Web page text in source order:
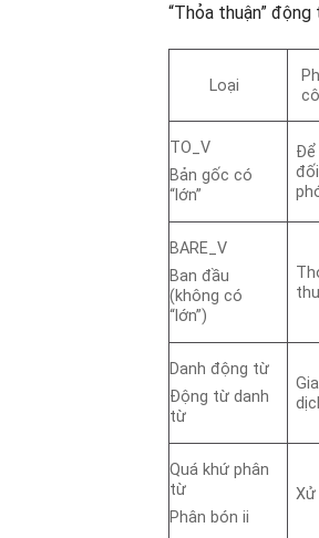
“Thỏa thuận”
Loại
TO_V
Bản gốc có
“lớn”
Để
đối
BARE_V
Ban đầu
(không có
“lớn”)
Danh động từ
Động từ danh
từ
Quá khứ phân
từ
Phân bón ii
Xử